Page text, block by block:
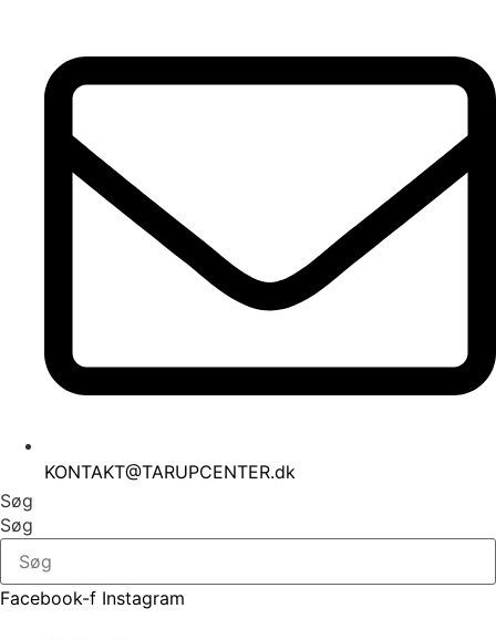
indhold
KONTAKT@TARUPCENTER.dk
Søg
Søg
Facebook-f Instagram